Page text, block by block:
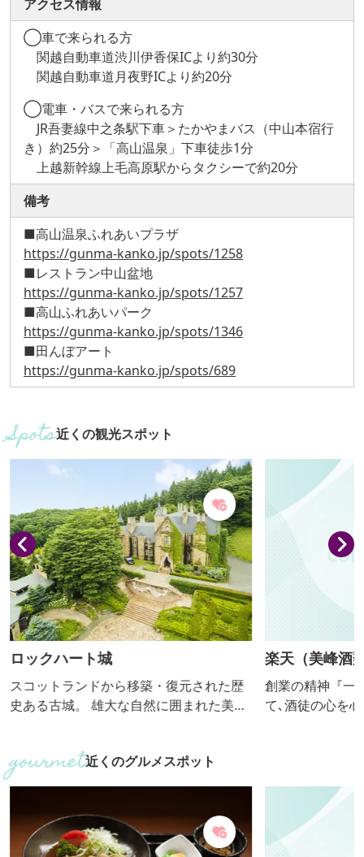
アクセス情報
◯車で来られる方
関越自動車道渋川伊香保ICより約30分
関越自動車道月夜野ICより約20分
◯電車・バスで来られる方
JR吾妻線中之条駅下車＞たかやまバス（中山本宿行
き）約25分＞「高山温泉」下車徒歩1分
上越新幹線上毛高原駅からタクシーで約20分
備考
■高山温泉ふれあいプラザ
https://gunma-kanko.jp/spots/1258
■レストラン中山盆地
https://gunma-kanko.jp/spots/1257
■高山ふれあいパーク
https://gunma-kanko.jp/spots/1346
■田んぼアート
https://gunma-kanko.jp/spots/689
近くの観光スポット
ロックハート城
スコットランドから移築・復元された歴
史ある古城。 雄大な自然に囲まれた美し
います。 10万㎡の敷地内には、石造りの
教会や、欧州田舎料理や地ビールを振る
ングリッシュガーデンなどが整備され、
中世ヨーロッパの街並みを再現。 城内に
楽天（美峰酒
創業の精神『一
て､酒徒の心を
水と風と人情で
を続けていま
変わり種も。
近くのグルメスポット